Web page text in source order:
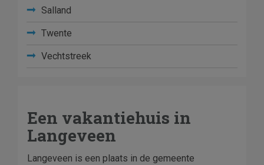
Salland
Twente
Vechtstreek
Een vakantiehuis in
Langeveen
Langeveen is een plaats in de gemeente